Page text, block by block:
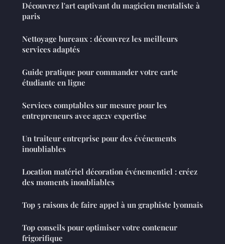
Découvrez l'art captivant du magicien mentaliste à
paris
Nettoyage bureaux : découvrez les meilleurs
services adaptés
Guide pratique pour commander votre carte
étudiante en ligne
Services comptables sur mesure pour les
entrepreneurs avec agc2v expertise
Un traiteur entreprise pour des événements
inoubliables
Location matériel décoration événementiel : créez
des moments inoubliables
Top 5 raisons de faire appel à un graphiste lyonnais
Top conseils pour optimiser votre conteneur
frigorifique